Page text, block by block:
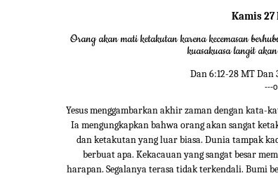
Kamis 27
Orang akan mati ketakutan karena kecemasan
kuasakuasa langit
Dan 6:12-28 MT Dan
---
Yesus menggambarkan akhir zaman dengan kata-
Ia mengungkapkan bahwa orang akan sangat
dan ketakutan yang luar biasa. Dunia tampak
berbuat apa. Kekacauan yang sangat besar
harapan. Segalanya terasa tidak terkendali. Bumi